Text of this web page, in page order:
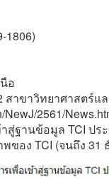
1806)
อ
าขาวิทยาศาสตร์แ
NewJ/2561/
านข้อมูล TCI ประ
อง TCI (จนถึง 31